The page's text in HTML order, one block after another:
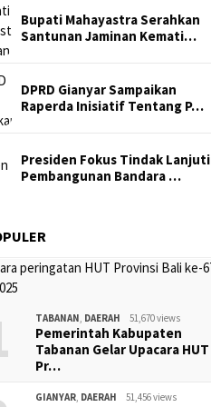
Bupati Mahayastra Serahkan
Santunan Jaminan Kemati…
DPRD Gianyar Sampaikan
Raperda Inisiatif Tentang P…
Presiden Fokus Tindak Lanjuti
Pembangunan Bandara …
TABANAN, DAERAH 51,670 views
Pemerintah Kabupaten
Tabanan Gelar Upacara HUT
Pr…
GIANYAR, DAERAH 51,456 views